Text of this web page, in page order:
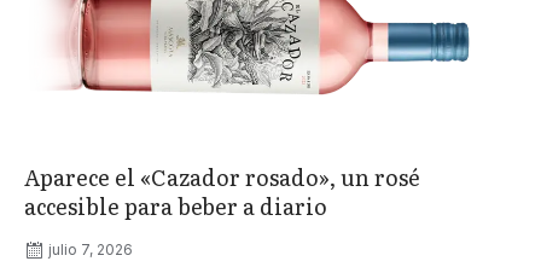
Aparece el «Cazador rosado», un rosé
accesible para beber a diario
julio 7, 2026